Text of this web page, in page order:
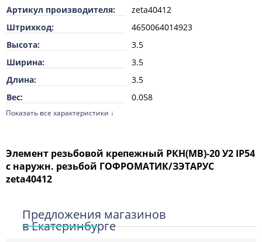
Артикул производителя:
zeta40412
Штрихкод:
4650064014923
Высота:
3.5
Ширина:
3.5
Длина:
3.5
Вес:
0.058
Единица измерения:
Исполнение:
Прямолинейный (-ая)
Защитное покрытие
поверхности:
Оцинкованная
Температура эксплуатации
Показать все характеристики ↓
Элемент резьбовой крепежный РКН(МВ)-20 У2 IP54
с наружн. резьбой ГОФРОМАТИК/ЗЭТАРУС
zeta40412
Предложения магазинов
в Екатеринбурге